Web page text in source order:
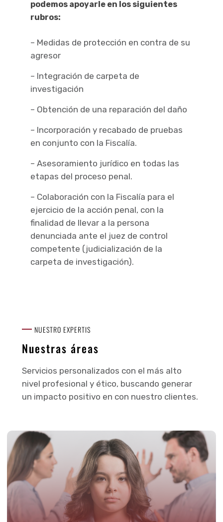
podemos apoyarle en los siguientes
rubros:
– Medidas de protección en contra de su
agresor
– Integración de carpeta de
investigación
– Obtención de una reparación del daño
– Incorporación y recabado de pruebas
en conjunto con la Fiscalía.
– Asesoramiento jurídico en todas las
etapas del proceso penal.
– Colaboración con la Fiscalía para el
ejercicio de la acción penal, con la
finalidad de llevar a la persona
denunciada ante el juez de control
competente (judicialización de la
carpeta de investigación).
NUESTRO EXPERTIS
Nuestras áreas
Servicios personalizados con el más alto
nivel profesional y ético, buscando generar
un impacto positivo en con nuestro clientes.